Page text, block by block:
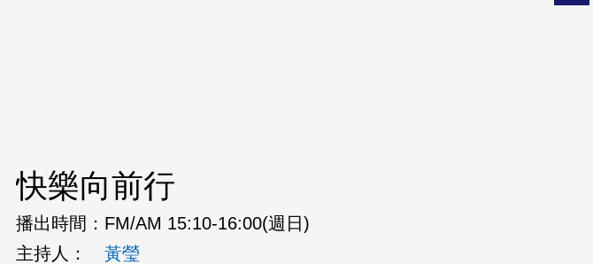
快樂向前行
播出時間： FM/AM 15:10-16:00(週日)
主持人：
黃瑩